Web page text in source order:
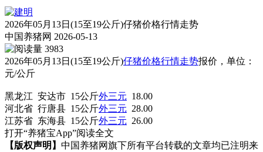
2026年05月13日(15至19公斤)仔猪价格行情走势
中国养猪网 2026-05-13
3983
2026年05月13日(15至19公斤)仔猪价格行情走势报价，单位：
元/公斤
黑龙江 安达市 15公斤外三元 18.00
河北省 行唐县 15公斤外三元 28.00
江苏省 东海县 15公斤外三元 26.00
打开“养猪宝App”阅读全文
【版权声明】 中国养猪网旗下所有平台转载的文章均已注明来